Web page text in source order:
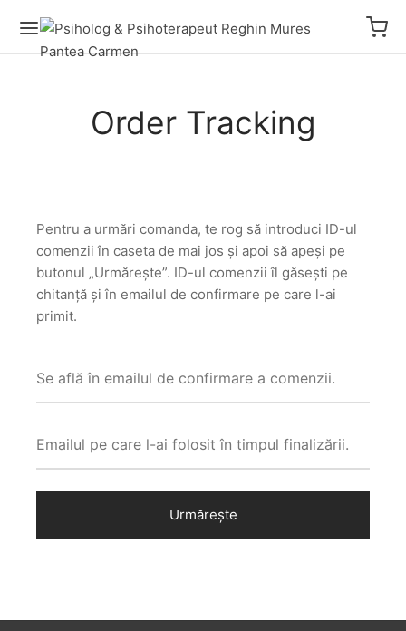
Order Tracking
Pentru a urmări comanda, te rog să introduci ID-ul
comenzii în caseta de mai jos și apoi să apeși pe
butonul „Urmărește”. ID-ul comenzii îl găsești pe
chitanță și în emailul de confirmare pe care l-ai
primit.
Urmărește